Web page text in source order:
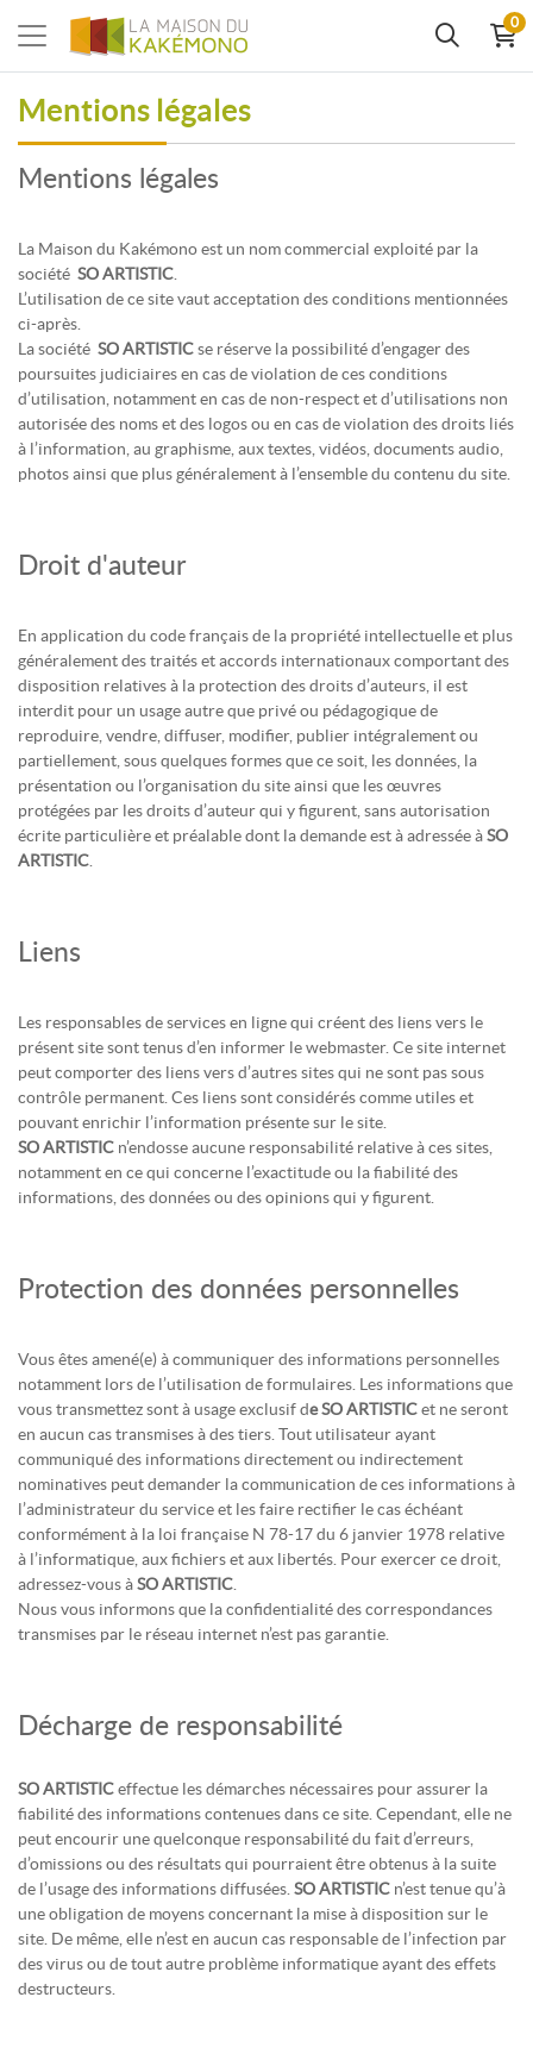
0
Mentions légales
Mentions légales
La Maison du Kakémono est un nom commercial exploité par la
société SO ARTISTIC.
L’utilisation de ce site vaut acceptation des conditions mentionnées
ci-après.
La société SO ARTISTICse réserve la possibilité d’engager des
poursuites judiciaires en cas de violation de ces conditions
d’utilisation, notamment en cas de non-respect et d’utilisations non
autorisée des noms et des logos ou en cas de violation des droits liés
à l’information, au graphisme, aux textes, vidéos, documents audio,
photos ainsi que plus généralement à l’ensemble du contenu du site.
Droit d'auteur
En application du code français de la propriété intellectuelle et plus
généralement des traités et accords internationaux comportant des
disposition relatives à la protection des droits d’auteurs, il est
interdit pour un usage autre que privé ou pédagogique de
reproduire, vendre, diffuser, modifier, publier intégralement ou
partiellement, sous quelques formes que ce soit, les données, la
présentation ou l’organisation du site ainsi que les œuvres
protégées par les droits d’auteur qui y figurent, sans autorisation
écrite particulière et préalable dont la demande est à adressée àSO
ARTISTIC.
Liens
Les responsables de services en ligne qui créent des liens vers le
présent site sont tenus d’en informer le webmaster. Ce site internet
peut comporter des liens vers d’autres sites qui ne sont pas sous
contrôle permanent. Ces liens sont considérés comme utiles et
pouvant enrichir l’information présente sur le site.
SO ARTISTIC n’endosse aucune responsabilité relative à ces sites,
notamment en ce qui concerne l’exactitude ou la fiabilité des
informations, des données ou des opinions qui y figurent.
Protection des données personnelles
Vous êtes amené(e) à communiquer des informations personnelles
notamment lors de l’utilisation de formulaires. Les informations que
vous transmettez sont à usage exclusif deSO ARTISTICet ne seront
en aucun cas transmises à des tiers. Tout utilisateur ayant
communiqué des informations directement ou indirectement
nominatives peut demander la communication de ces informations à
l’administrateur du service et les faire rectifier le cas échéant
conformément à la loi française N 78-17 du 6 janvier 1978 relative
à l’informatique, aux fichiers et aux libertés. Pour exercer ce droit,
adressez-vous àSO ARTISTIC.
Nous vous informons que la confidentialité des correspondances
transmises par le réseau internet n’est pas garantie.
Décharge de responsabilité
SO ARTISTICeffectue les démarches nécessaires pour assurer la
fiabilité des informations contenues dans ce site. Cependant, elle ne
peut encourir une quelconque responsabilité du fait d’erreurs,
d’omissions ou des résultats qui pourraient être obtenus à la suite
de l’usage des informations diffusées.SO ARTISTIC n’est tenue qu’à
une obligation de moyens concernant la mise à disposition sur le
site. De même, elle n’est en aucun cas responsable de l’infection par
des virus ou de tout autre problème informatique ayant des effets
destructeurs.